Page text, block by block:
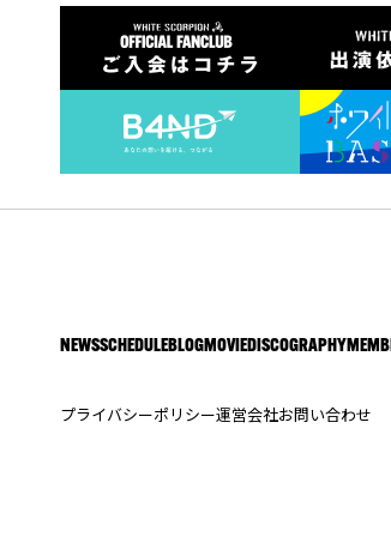
NEWSSCHEDULE BLOGMOVIE DISCOGRAPHY
プライバシーポリシー運営会社お問い合わせ